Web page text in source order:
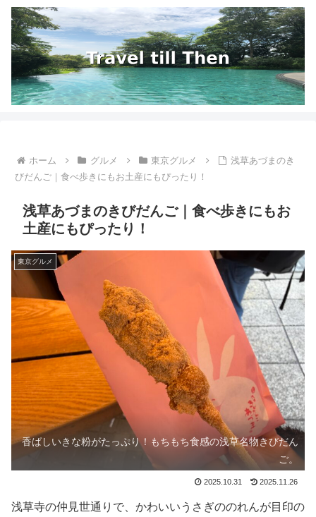
ホーム グルメ 東京グルメ
浅草あづまのき
びだんご｜食べ歩きにもお土産にもぴったり！
浅草あづまのきびだんご｜食べ歩きにもお
土産にもぴったり！
東京グルメ
香ばしいきな粉がたっぷり！もちもち食感の浅草名物きびだん
ご。
2025.10.31 2025.11.26
浅草寺の仲見世通りで、かわいいうさぎののれんが目印の